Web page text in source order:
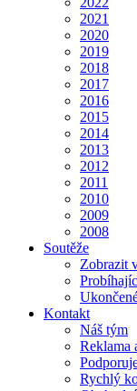
2021
2020
2019
2018
2017
2016
2015
2014
2013
2012
2011
2010
2009
2008
Soutěže
Zobrazit
Kontakt
Náš tým
Reklama
Rychlý